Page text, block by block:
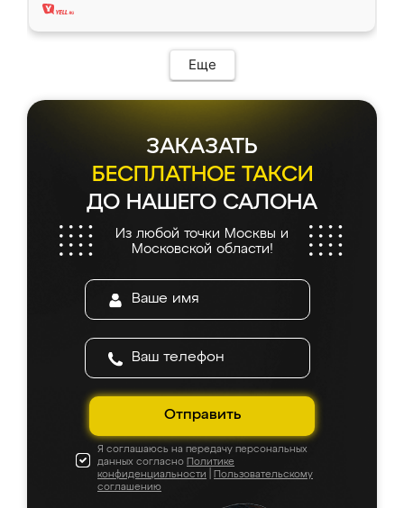
Еще
ЗАКАЗАТЬ
БЕСПЛАТНОЕ ТАКСИ
ДО НАШЕГО САЛОНА
Из любой точки Москвы и
Московской области!
Отправить
Я соглашаюсь на передачу персональных
данных согласно Политике
конфиденциальности
Пользовательскому
соглашению